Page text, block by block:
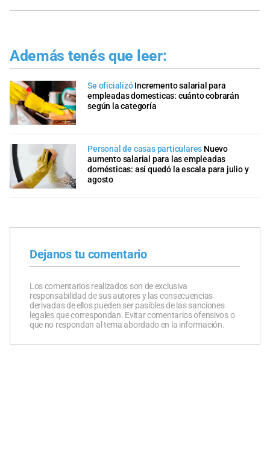
Además tenés que leer:
Se oficializó Incremento salarial para
empleadas domesticas: cuánto cobrarán
según la categoría
Personal de casas particulares Nuevo
aumento salarial para las empleadas
domésticas: así quedó la escala para julio y
agosto
Dejanos tu comentario
Los comentarios realizados son de exclusiva
responsabilidad de sus autores y las consecuencias
derivadas de ellos pueden ser pasibles de las sanciones
legales que correspondan. Evitar comentarios ofensivos o
que no respondan al tema abordado en la información.